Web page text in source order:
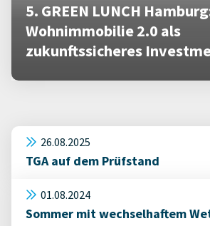
5. GREEN LUNCH
Wohnimmobilie 2.0 als
zukunftssicheres
26.08.2025
TGA auf dem Prüfstand
01.08.2024
Sommer mit wechselhaftem